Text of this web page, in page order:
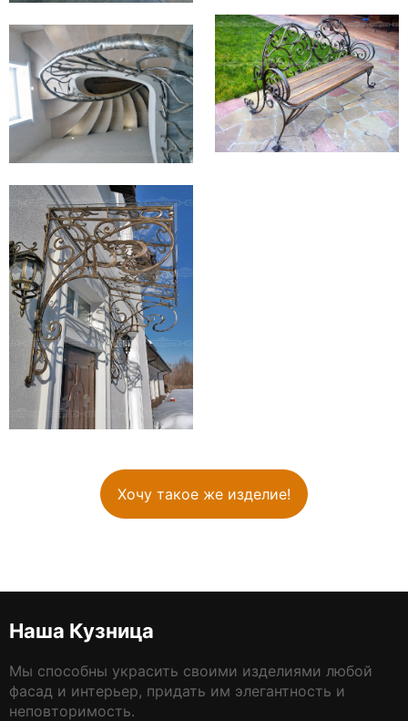
Хочу такое же изделие!
Наша Кузница
Мы способны украсить своими изделиями любой
фасад и интерьер, придать им элегантность и
неповторимость.